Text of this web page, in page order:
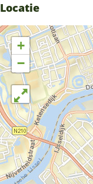
Locatie
+
−